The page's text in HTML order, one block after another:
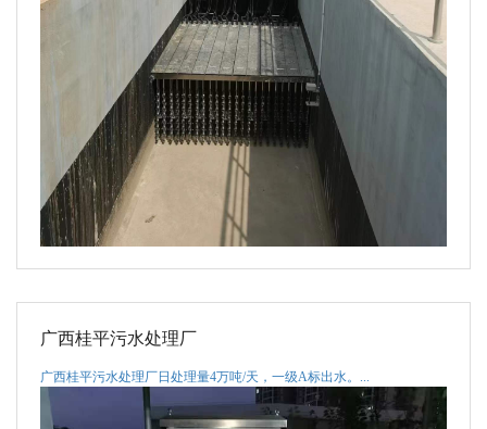
广西桂平污水处理厂
广西桂平污水处理厂日处理量4万吨/天，一级A标出水。...